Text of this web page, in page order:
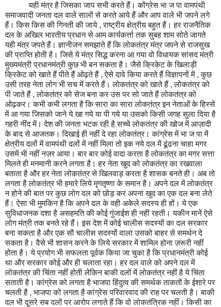
यही मंत्र है जिसका जाप सभी करते हैं। कोंग्रेस भा ज पा वामपंथी
समाजवादी जनता दल वाले सालों से करते आये हैं और आप वाले भी जपने लगे
हैं। किस किस की गिनती की जाये , राष्ट्रीय क्षेत्रीय बहुत हैं। हर राजनैतिक
दल के अखिल भारतीय प्रधान से आम कार्यकर्त्ता तक सुबह शाम सोते जागते
यही मंत्र जपते हैं। ज्ञानीजन समझाते हैं कि लोकतंत्र मंत्र जपने से राजसुख
की प्राप्ति होती है। जिसे ये मंत्र सिद्ध करना आ गया वो विधायक सांसद मंत्री
मुख्यमंत्री प्रधानमंत्री कुछ भी बन सकता है। जैसे क्रिकेट के खिलाड़ी
क्रिकेट को खाते हैं पीते हैं ओढ़ते हैं , ऐसे दावे किया करते हैं विज्ञापनों में , कुछ
उसी तरह नेता लोग भी सच में करते हैं। लोकतंत्र को खाते हैं , लोकतंत्र को
पी जाते हैं , लोकतंत्र को सेज बना कर उस पर सो जाते हैं लोकतंत्र को
ओढ़कर। कभी कभी लगता है कि सारा का सारा लोकतंत्र इन नेताओं के हिस्से
में आ गया जिसको जाने ये खा गये या पी गये या उसको किसी जगह सुला दिया है
गहरी नींद में। देश की जनता भटक रही है सच्चे लोकतंत्र की खोज में आज़ादी
के बाद से आजतक। दिखाई ही नहीं दे रहा लोकतंत्र। कांग्रेस में भा ज पा में
क्षेत्रीय दलों में वामपंथी दलों में नहीं मिला तो इक नये दल में ढूंढना चाहा मगर
उसमें भी नहीं नज़र आया। बार बार कोई वादा करता है लोकतंत्र का मगर सत्ता
मिलते ही मनमानी करने लगता है। हर नेता खुद को लोकतंत्र का रखवाला
बताता है और हर नेता लोकतंत्र से खिलवाड़ करता है शासक बनते ही। अब तो
लगता है लोकतंत्र भी हमारे लिये मृगतृष्णा के समान है। अपने दल में लोकतंत्र
न होने की बात पर कुछ लोग दल को छोड़ कर अपना खुद का एक दल बना लेते
हैं। ऐसा भी मुमकिन है कि अपने दल के वही अकेले सदस्य ही हों। ये एक
सुविधाजनक दशा है असहमति की कोई गुंजाईश ही नहीं रहती। यकीन मानें ऐसे
लोग मंत्री तक बनते रहे हैं। इस देश में कोई चालीस सदस्यों का दल सरकार
बना सकता है और एक सौ चालीस सदस्यों वाला उसको बाहर से समर्थन दे
सकता है। वैसे भी शासन करने के लिये सरकार में शामिल होना ज़रूरी नहीं
होता है। ये प्रयोग भी सफलता पूर्वक किया जा चुका है कि प्रधानमंत्री कोई
था और सरकार कोई और ही चलाता रहा। हर दल वाले को अपने दल में
लोकतंत्र की चिंता नहीं होती लेकिन बाकी दलों में लोकतंत्र नहीं है ये चिंता
सताती है। कांग्रेस को लगता है भाजपा हिंदुत्व की समर्थक ताकतों के ईशारे पर
चलती है , भाजपा को लगता है कांग्रेस परिवारवाद की राह पर चलती है। बाकी
दल भी दूसरे सब दलों पर आरोप लगाते हैं कि वो लोकतंत्रिक नहीं। किसी का